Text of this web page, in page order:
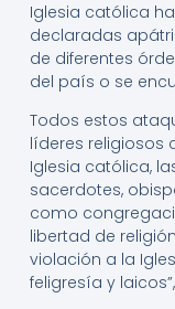
Iglesia católica
declaradas
de diferentes
del país o se
Todos estos
líderes religiosos
Iglesia católica,
sacerdotes,
como
libertad de
violación a la
feligresía y